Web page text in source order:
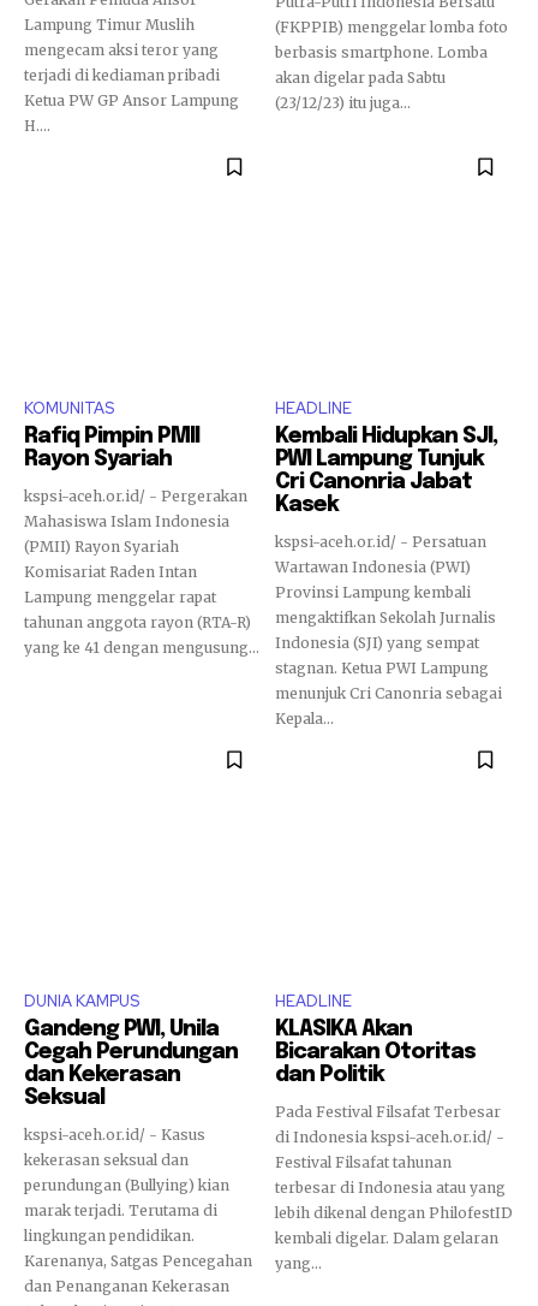
Lampung Timur Muslih
mengecam aksi teror yang
terjadi di kediaman pribadi
Ketua PW GP Ansor Lampung
H....
(FKPPIB) menggelar lomba foto
berbasis smartphone. Lomba
akan digelar pada Sabtu
(23/12/23) itu juga...
KOMUNITAS
Rafiq Pimpin PMII
Rayon Syariah
kspsi-aceh.or.id/ - Pergerakan
Mahasiswa Islam Indonesia
(PMII) Rayon Syariah
Komisariat Raden Intan
Lampung menggelar rapat
tahunan anggota rayon (RTA-R)
yang ke 41 dengan mengusung...
HEADLINE
Kembali Hidupkan SJI,
PWI Lampung Tunjuk
Cri Canonria Jabat
Kasek
kspsi-aceh.or.id/ - Persatuan
Wartawan Indonesia (PWI)
Provinsi Lampung kembali
mengaktifkan Sekolah Jurnalis
Indonesia (SJI) yang sempat
stagnan. Ketua PWI Lampung
menunjuk Cri Canonria sebagai
Kepala...
DUNIA KAMPUS
Gandeng PWI, Unila
Cegah Perundungan
dan Kekerasan
Seksual
kspsi-aceh.or.id/ - Kasus
kekerasan seksual dan
perundungan (Bullying) kian
marak terjadi. Terutama di
lingkungan pendidikan.
Karenanya, Satgas Pencegahan
dan Penanganan Kekerasan
HEADLINE
KLASIKA Akan
Bicarakan Otoritas
dan Politik
Pada Festival Filsafat Terbesar
di Indonesia kspsi-aceh.or.id/ -
Festival Filsafat tahunan
terbesar di Indonesia atau yang
lebih dikenal dengan PhilofestID
kembali digelar. Dalam gelaran
yang...